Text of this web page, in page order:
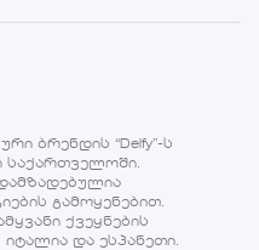
ბრენდის “Delfy”-ს
საქართველოში.
გამოყენებით.
ქვეყნების
იტალია და ესპანეთი.